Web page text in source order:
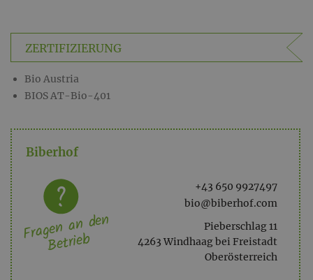
ZERTIFIZIERUNG
Bio Austria
BIOS AT-Bio-401
Biberhof
+43 650 9927497
bio@biberhof.com
Pieberschlag 11
4263 Windhaag bei Freistadt
Oberösterreich
Fragen an den
Betrieb